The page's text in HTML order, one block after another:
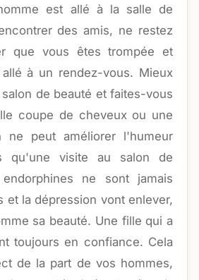
est allé à la salle de
des amis, ne restez
que vous êtes trompée et
à un rendez-vous. Mieux
de beauté et faites-vous
coupe de cheveux ou une
ne peut améliorer l'humeur
qu'une visite au salon de
ne sont jamais
et la dépression vont enlever,
sa beauté. Une fille qui a
toujours en confiance. Cela
de la part de vos hommes,